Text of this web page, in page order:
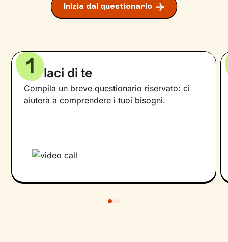
Inizia dal questionario
Parlaci di te
Compila un breve questionario riservato: ci
aiuterà a comprendere i tuoi bisogni.
1